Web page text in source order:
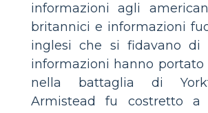
informazioni agli
britannici e informazioni
inglesi che si fidavano di
informazioni hanno portato
nella battaglia di
Armistead fu costretto a